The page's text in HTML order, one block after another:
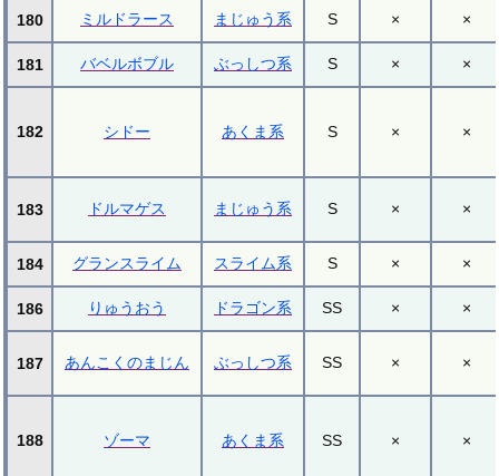
180 ミルドラース まじゅう系 S × ×
181 バベルボブル ぶっしつ系 S × ×
182 シドー あくま系 S × ×
183 ドルマゲス まじゅう系 S × ×
184 グランスライム スライム系 S × ×
186 りゅうおう ドラゴン系 SS × ×
187 あんこくのまじん ぶっしつ系 SS × ×
188 ゾーマ あくま系 SS × ×